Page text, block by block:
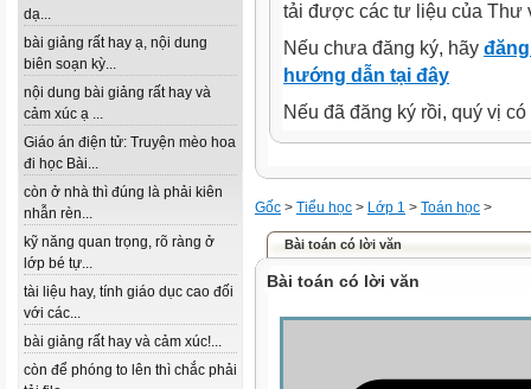
dạ...
bài giảng rất hay ạ, nội dung
biên soạn kỳ...
nội dung bài giảng rất hay và
cảm xúc ạ ...
Giáo án điện tử: Truyện mèo hoa
đi học Bài...
còn ở nhà thì đúng là phải kiên
nhẫn rèn...
kỹ năng quan trọng, rõ ràng ở
lớp bé tự...
tài liệu hay, tính giáo dục cao đối
với các...
bài giảng rất hay và cảm xúc!...
còn để phóng to lên thì chắc phải
tải được các tư liệu của Thư
Nếu chưa đăng ký, hãy
hướng dẫn tại đây
Nếu đã đăng ký rồi, quý vị
Gốc > Tiểu học > Lớp 1 > Toán học >
Bài toán có lời văn
Bài toán có lời văn